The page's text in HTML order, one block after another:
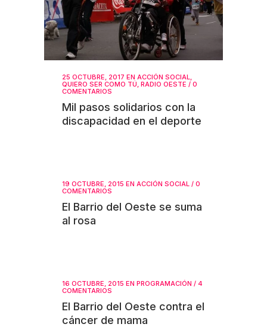
25 OCTUBRE, 2017 EN ACCIÓN SOCIAL
QUIERO SER COMO TÚ RADIO OESTE / 0
COMENTARIOS
Mil pasos solidarios con la
discapacidad en el deporte
19 OCTUBRE, 2015 EN ACCIÓN SOCIAL / 0
COMENTARIOS
El Barrio del Oeste se suma
al rosa
16 OCTUBRE, 2015 EN PROGRAMACIÓN / 4
COMENTARIOS
El Barrio del Oeste contra el
cáncer de mama